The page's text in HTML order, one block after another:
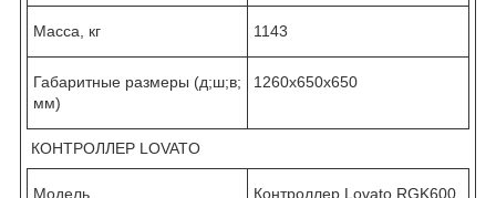
Масса, кг 1143
Габаритные размеры (д;ш;в;
мм)
1260x650x650
КОНТРОЛЛЕР LOVATO
Модель Контроллер Lovato RGK600